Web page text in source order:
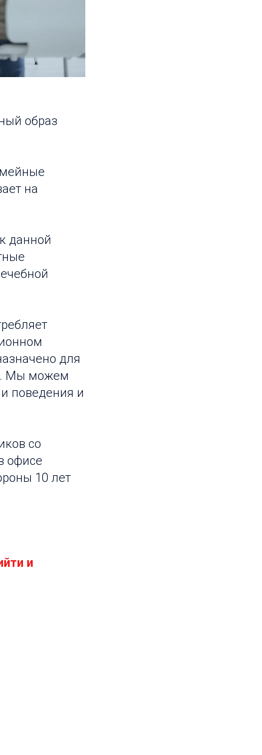
образ
на
данной
для
Мы можем
поведения и
со
офисе
10 лет
и